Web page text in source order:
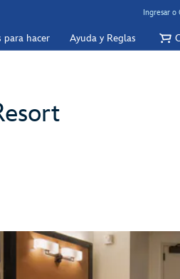
Ingresar o
para hacer Ayuda y Reglas